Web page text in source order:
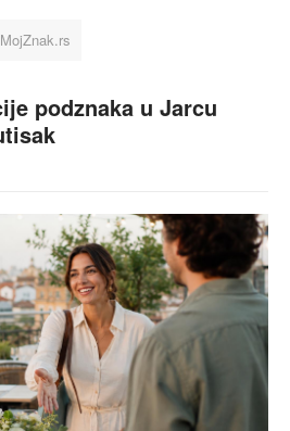
MojZnak.rs
podznaka u Jarcu